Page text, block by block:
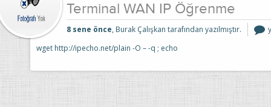
Terminal WAN IP Öğrenme
8 sene önce, Burak Çalışkan tarafından yazılmıştır.
wget http://ipecho.net/plain -O – -q ; echo